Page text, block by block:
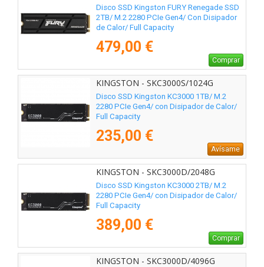
Disco SSD Kingston FURY Renegade SSD
2TB/ M.2 2280 PCIe Gen4/ Con Disipador
de Calor/ Full Capacity
479,00 €
Comprar
KINGSTON - SKC3000S/1024G
Disco SSD Kingston KC3000 1TB/ M.2
2280 PCIe Gen4/ con Disipador de Calor/
Full Capacity
235,00 €
Avísame
KINGSTON - SKC3000D/2048G
Disco SSD Kingston KC3000 2TB/ M.2
2280 PCIe Gen4/ con Disipador de Calor/
Full Capacity
389,00 €
Comprar
KINGSTON - SKC3000D/4096G